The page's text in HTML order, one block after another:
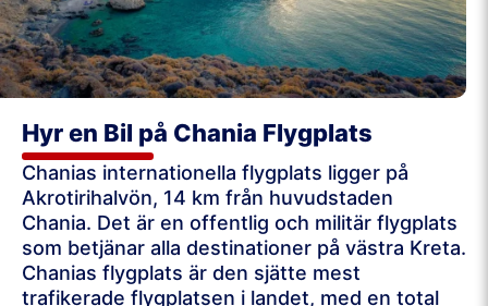
Hyr en Bil på Chania Flygplats
Chanias internationella flygplats ligger på
Akrotirihalvön, 14 km från huvudstaden
Chania. Det är en offentlig och militär flygplats
som betjänar alla destinationer på västra Kreta.
Chanias flygplats är den sjätte mest
trafikerade flygplatsen i landet, med en total